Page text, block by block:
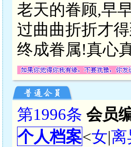
老天的眷顾,早
过曲曲折折才
终成眷属!真心
第1996条 会员
个人档案<女|离